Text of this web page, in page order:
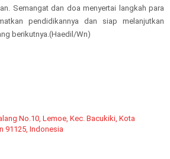
Semangat dan doa menyertai langkah para
pendidikannya dan siap melanjutkan
berikutnya.(Haedil/Wn)
No.10, Lemoe, Kec. Bacukiki, Kota
91125, Indonesia